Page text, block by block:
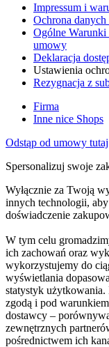
Impressum i
Ochrona
Ogólne Warunki
umowy
Deklaracja
Ustawienia
Rezygnacja z
Firma
Inne nice Shops
Odstąp od umowy tutaj
Spersonalizuj swoje
Wyłącznie za Twoją
innych technologii,
doświadczenie
W tym celu
ich zachowań oraz
wykorzystujemy do
wyświetlania
statystyk
zgodą i pod
dostawcy –
zewnętrznych
pośrednictwem ich